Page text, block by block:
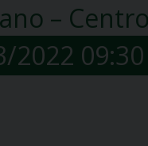
–
2022 09:30